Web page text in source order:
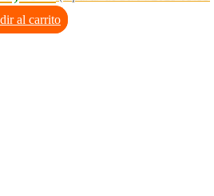
al carrito